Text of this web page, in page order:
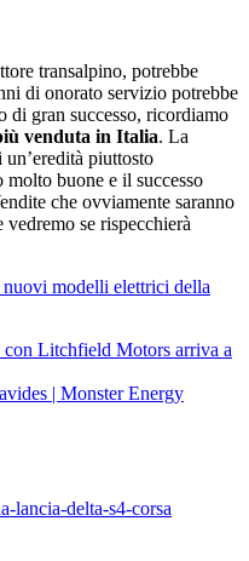
transalpino, potrebbe
di onorato servizio potrebbe
di gran successo, ricordiamo
venduta in Italia. La
piuttosto
molto buone e il successo
che ovviamente saranno
se rispecchierà
modelli elettrici della
Litchfield Motors arriva a
| Monster Energy